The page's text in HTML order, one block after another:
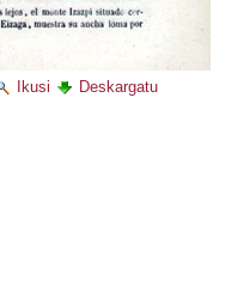
Ikusi Deskargatu